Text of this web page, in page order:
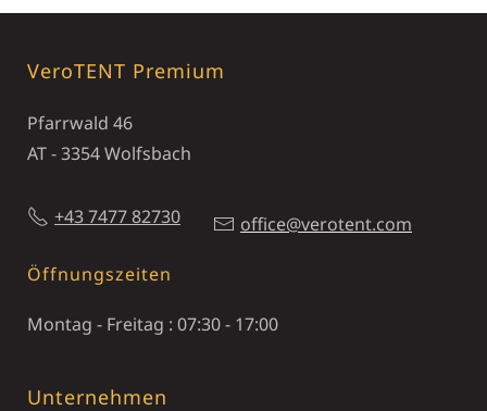
VeroTENT Premium
Pfarrwald 46
AT - 3354 Wolfsbach
+43 7477 82730 office@verotent.com
Öffnungszeiten
Montag - Freitag : 07:30 - 17:00
Unternehmen